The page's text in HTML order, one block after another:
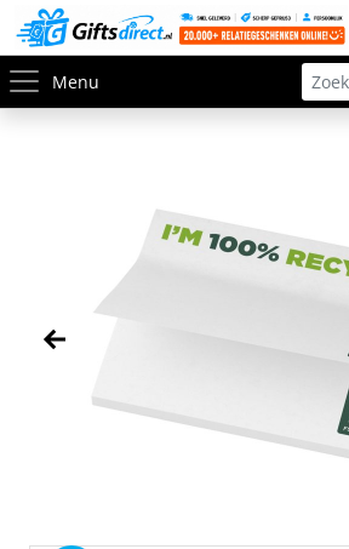
Menu